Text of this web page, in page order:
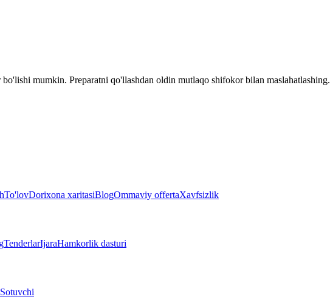
mumkin. Preparatni qo'llashdan oldin mutlaqo shifokor bilan maslahatlashing.
To'lovDorixona xaritasiBlogOmmaviy offertaXavfsizlik
TenderlarIjaraHamkorlik dasturi
Sotuvchi